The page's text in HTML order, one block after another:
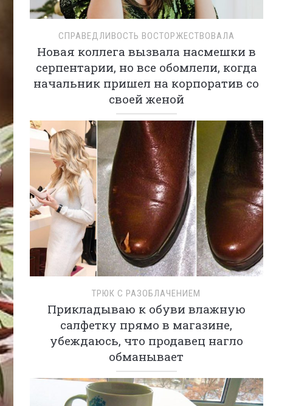
СПРАВЕДЛИВОСТЬ ВОСТОРЖЕСТВОВАЛА
Новая коллега вызвала насмешки в
серпентарии, но все обомлели, когда
начальник пришел на корпоратив со
своей женой
ТРЮК С РАЗОБЛАЧЕНИЕМ
Прикладываю к обуви влажную
салфетку прямо в магазине,
убеждаюсь, что продавец нагло
обманывает